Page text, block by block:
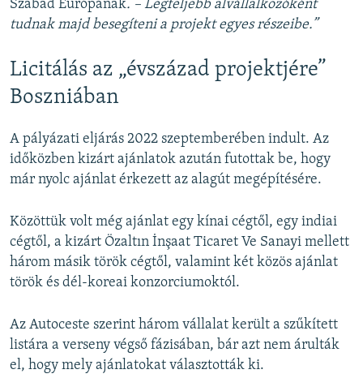
Szabad Európának. – Legfeljebb alvállalkozóként
tudnak majd besegíteni a projekt egyes részeibe.”
Licitálás az „évszázad projektjére”
Boszniában
A pályázati eljárás 2022 szeptemberében indult. Az
időközben kizárt ajánlatok azután futottak be, hogy
már nyolc ajánlat érkezett az alagút megépítésére.
Közöttük volt még ajánlat egy kínai cégtől, egy indiai
cégtől, a kizárt Özaltın İnşaat Ticaret Ve Sanayi mellett
három másik török cégtől, valamint két közös ajánlat
török és dél-koreai konzorciumoktól.
Az Autoceste szerint három vállalat került a szűkített
listára a verseny végső fázisában, bár azt nem árulták
el, hogy mely ajánlatokat választották ki.